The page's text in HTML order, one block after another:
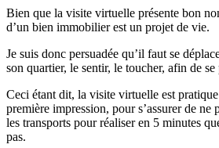
Bien que la visite virtuelle présente bon
d’un bien immobilier est un projet de vie.
Je suis donc persuadée qu’il faut se
son quartier, le sentir, le toucher, afin de
Ceci étant dit, la visite virtuelle est
première impression, pour s’assurer de ne
les transports pour réaliser en 5 minutes
pas.